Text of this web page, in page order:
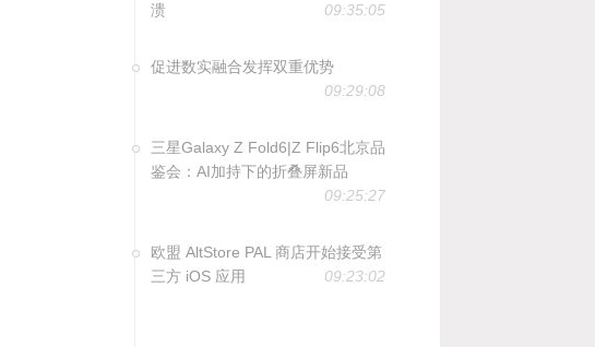
溃
09:35:05
促进数实融合发挥双重优势
09:29:08
三星Galaxy Z Fold6|Z Flip6北京品
鉴会：AI加持下的折叠屏新品
09:25:27
欧盟 AltStore PAL 商店开始接受第
三方 iOS 应用
09:23:02